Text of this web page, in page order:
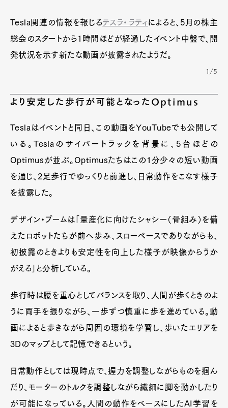
Tesla関連の情報を報じるテスラ・ラティによると、5月の株主
総会のスタートから1時間ほどが経過したイベント中盤で、開
発状況を示す新たな動画が披露されたようだ。
1/5
より安定した歩行が可能となったOptimus
Teslaはイベントと同日、この動画をYouTubeでも公開して
いる。Teslaのサイバートラックを背景に、5台ほどの
Optimusが並ぶ。Optimusたちはこの1分少々の短い動画
を通じ、2足歩行でゆっくりと前進し、日常動作をこなす様子
を披露した。
デザイン・ブームは「量産化に向けたシャシー（骨組み）を備
えたロボットたちが前へ歩み、スローペースでありながらも、
初披露のときよりも安定性を向上した様子が映像からうか
がえる」と分析している。
歩行時は腰を重心としてバランスを取り、人間が歩くときのよ
うに両手を振りながら、一歩ずつ慎重に歩を進めている。動
画によると歩きながら周囲の環境を学習し、歩いたエリアを
3Dのマップとして記憶できるという。
日常動作としては現時点で、握力を調整しながらものを掴ん
だり、モーターのトルクを調整しながら繊細に脚を動かしたり
が可能になっている。人間の動作をベースにしたAI学習を